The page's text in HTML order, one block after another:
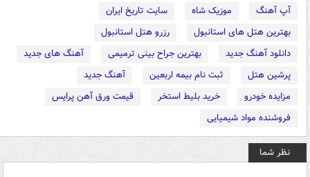
آپ آهنگ موزیک شاه
سایت تاریخ ایران
بهترین هتل های استانبول
رزرو هتل استانبول
دانلود آهنگ جدید
بهترین جراح بینی ترمیمی
آهنگ های جدید
پرشین هتل
ثبت نام بیمه اربعین
آهنگ جدید
مزایده خودرو
خرید بلیط استخر
قیمت ورق آهن پرایس
فروشنده مواد شیمیایی
نظر شما